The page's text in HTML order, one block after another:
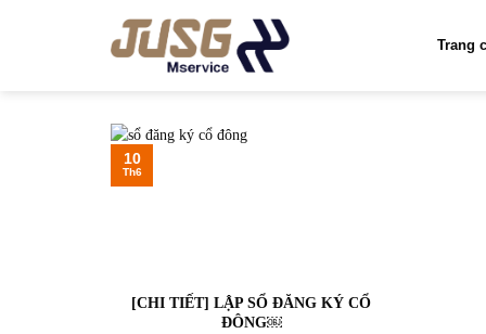
Trang
[CHI TIẾT] LẬP SỔ ĐĂNG KÝ CỔ
ĐÔNG￼
10
Th6